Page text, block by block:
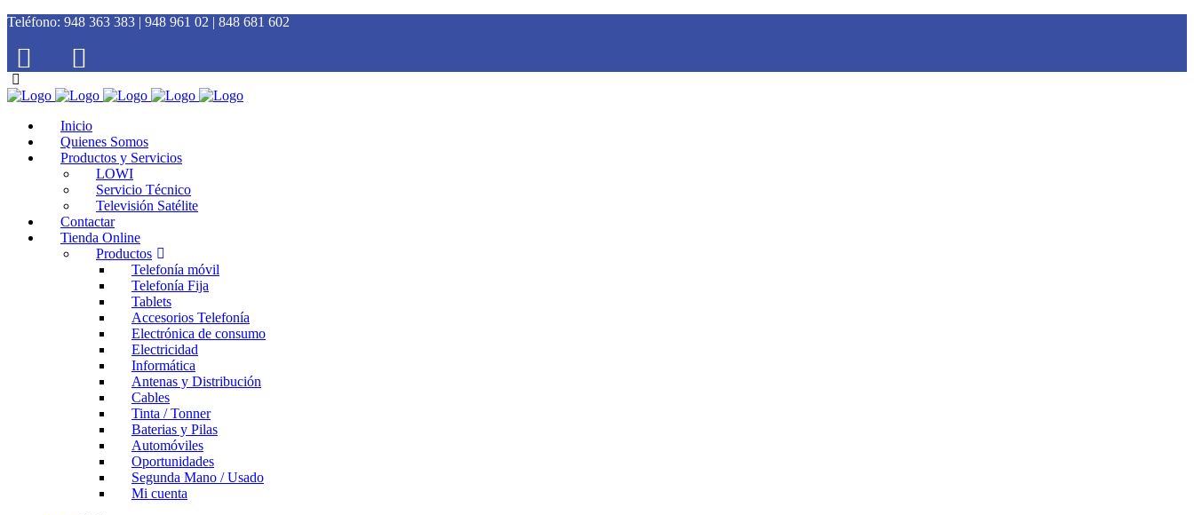
Teléfono: 948 363 383 | 948 961 02 | 848 681 602
Inicio
Quienes Somos
Productos y Servicios
LOWI
Servicio Técnico
Televisión Satélite
Contactar
Tienda Online
Productos
Telefonía móvil
Telefonía Fija
Tablets
Accesorios Telefonía
Electrónica de consumo
Electricidad
Informática
Antenas y Distribución
Cables
Tinta / Tonner
Baterias y Pilas
Automóviles
Oportunidades
Segunda Mano / Usado
Mi cuenta